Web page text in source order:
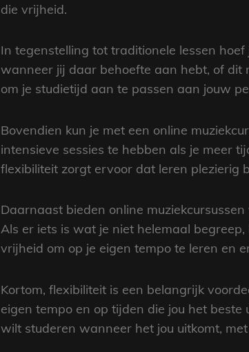
die vrijheid.
In tegenstelling tot traditionele lessen
wanneer jij daar behoefte aan hebt, of dit
om je studietijd aan te passen aan jouw
Bovendien kun je met een online
intensieve sessies te hebben als je meer
flexibiliteit zorgt ervoor dat leren plezierig
Daarnaast bieden online
Als er iets is wat je niet helemaal
vrijheid om op je eigen tempo te leren en
Kortom, flexibiliteit is een belangrijk
eigen tempo en op tijden die jou het
wilt studeren wanneer het jou uitkomt,